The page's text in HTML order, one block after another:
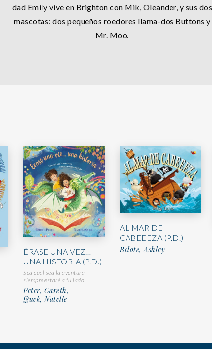
dad Emily vive en Brighton con Mik, Oleander, y sus dos
mascotas: dos pequeños roedores llama-dos Buttons y
Mr. Moo.
ÉRASE UNA VEZ…
UNA HISTORIA (P.D.)
Sea cual sea la aventura,
siempre estaré a tu lado
Peter, Gareth,
Quek, Natelle
AL MAR DE
CABEEEZA (P.D.)
Belote, Ashley